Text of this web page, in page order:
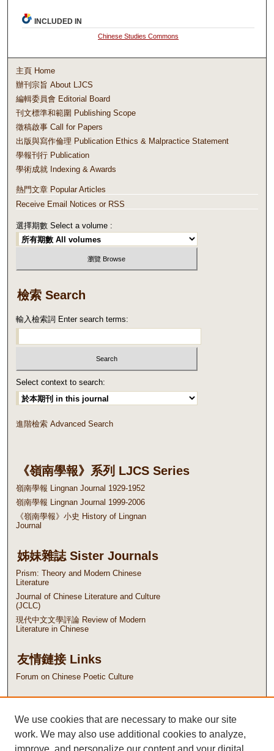
INCLUDED IN
Chinese Studies Commons
主頁 Home
辦刊宗旨 About LJCS
編輯委員會 Editorial Board
刊文標準和範圍 Publishing Scope
徵稿啟事 Call for Papers
出版與寫作倫理 Publication Ethics & Malpractice Statement
學報刊行 Publication
學術成就 Indexing & Awards
熱門文章 Popular Articles
Receive Email Notices or RSS
選擇期數 Select a volume :
檢索 Search
輸入檢索詞 Enter search terms:
Select context to search:
進階檢索 Advanced Search
《嶺南學報》系列 LJCS Series
嶺南學報 Lingnan Journal 1929-1952
嶺南學報 Lingnan Journal 1999-2006
《嶺南學報》小史 History of Lingnan
Journal
姊妹雜誌 Sister Journals
Prism: Theory and Modern Chinese
Literature
Journal of Chinese Literature and Culture
(JCLC)
現代中文文學評論 Review of Modern
Literature in Chinese
友情鏈接 Links
Forum on Chinese Poetic Culture
EISSN: 2788-4376
We use cookies that are necessary to make our site
work. We may also use additional cookies to analyze,
improve, and personalize our content and your digital